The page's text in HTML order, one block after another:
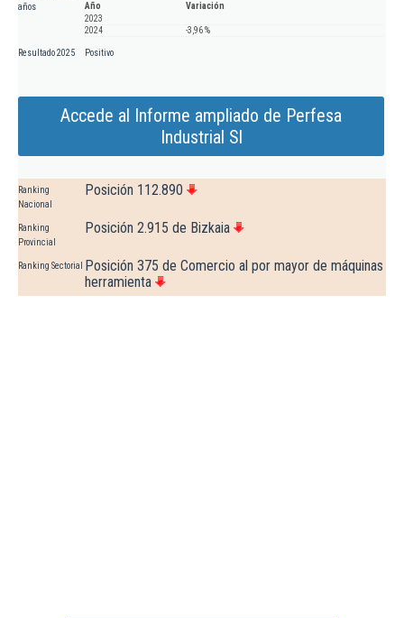
años
Año
Variación
2023
2024
-3,96 %
Resultado 2025 Positivo
Accede al Informe ampliado de Perfesa
Industrial Sl
Ranking
Nacional
Posición 112.890
Ranking
Provincial
Posición 2.915 de Bizkaia
Ranking Sectorial
Posición 375 de Comercio al por mayor de máquinas
herramienta